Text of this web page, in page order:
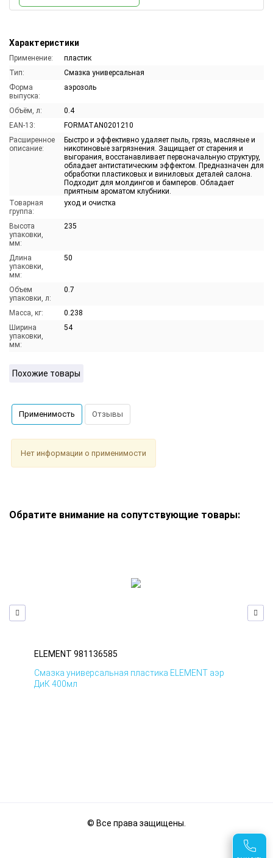
Характеристики
Применение:
пластик
Тип:
Смазка универсальная
Форма
выпуска:
аэрозоль
Объём, л:
0.4
EAN-13:
FORMATAN0201210
Расширенное
описание:
Быстро и эффективно удаляет пыль, грязь, масляные и
никотиновые загрязнения. Защищает от старения и
выгорания, восстанавливает первоначальную структуру,
обладает антистатическим эффектом. Предназначен для
обработки пластиковых и виниловых деталей салона.
Подходит для молдингов и бамперов. Обладает
приятным ароматом клубники.
Товарная
группа:
уход и очистка
Высота
упаковки,
мм:
235
Длина
упаковки,
мм:
50
Объем
упаковки, л:
0.7
Масса, кг:
0.238
Ширина
упаковки,
мм:
54
Похожие товары
Применимость Отзывы
Нет информации о применимости
Обратите внимание на сопутствующие товары:
ELEMENT 981136585
Смазка универсальная пластика ELEMENT аэр
ДиК 400мл
© Все права защищены.